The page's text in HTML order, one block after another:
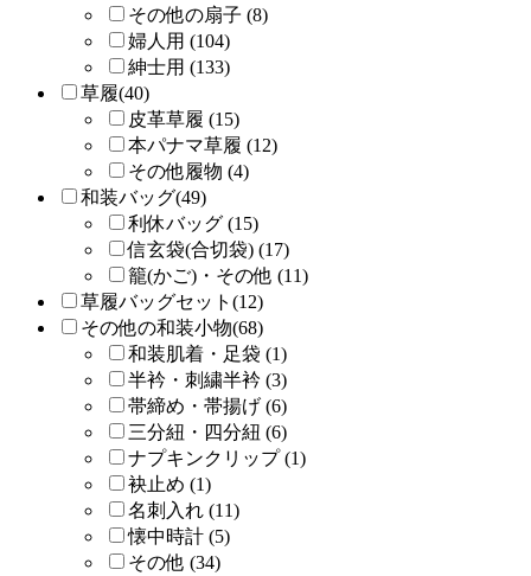
その他の扇子 (8)
婦人用 (104)
紳士用 (133)
草履(40)
皮革草履 (15)
本パナマ草履 (12)
その他履物 (4)
和装バッグ(49)
利休バッグ (15)
信玄袋(合切袋) (17)
籠(かご)・その他 (11)
草履バッグセット(12)
その他の和装小物(68)
和装肌着・足袋 (1)
半衿・刺繍半衿 (3)
帯締め・帯揚げ (6)
三分紐・四分紐 (6)
ナプキンクリップ (1)
袂止め (1)
名刺入れ (11)
懐中時計 (5)
その他 (34)